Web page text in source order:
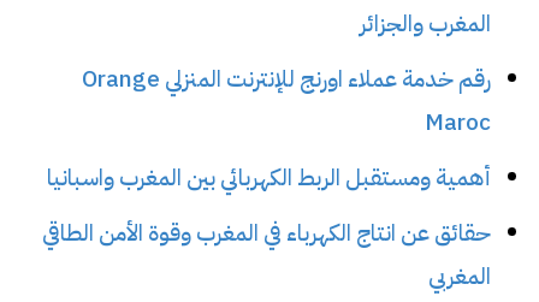
المغرب والجزائر
رقم خدمة عملاء اورنج للإنترنت المنزلي Orange
Maroc
أهمية ومستقبل الربط الكهربائي بين المغرب واسبانيا
حقائق عن انتاج الكهرباء في المغرب وقوة الأمن الطاقي
المغربي